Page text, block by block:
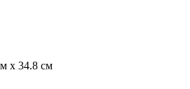
х 34.8 см